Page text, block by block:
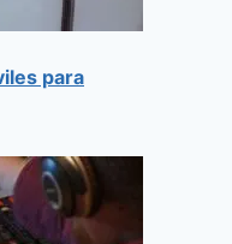
para